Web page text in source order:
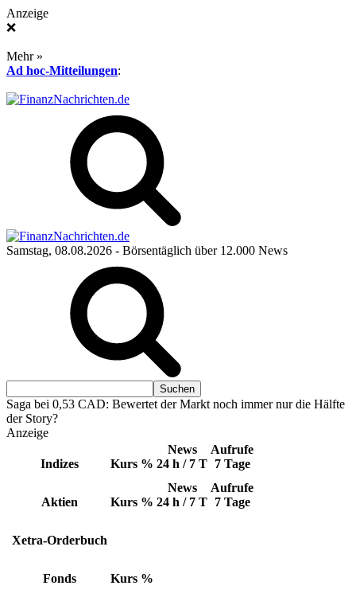
Anzeige
❌
Mehr »
Ad hoc-Mitteilungen:
Samstag, 08.08.2026 - Börsentäglich über 12.000 News
Saga bei 0,53 CAD: Bewertet der Markt noch immer nur die Hälfte
der Story?
Anzeige
Indizes Kurs %
News
24 h / 7 T
Aufrufe
7 Tage
Aktien Kurs %
News
24 h / 7 T
Aufrufe
7 Tage
Xetra-Orderbuch
Fonds Kurs %